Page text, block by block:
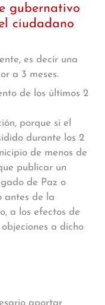
gubernativo
ciudadano
es decir una
a 3 meses.
de los últimos 2
porque si el
durante los 2
de menos de
publicar un
de Paz o
antes de la
a los efectos de
a dicho
aportar